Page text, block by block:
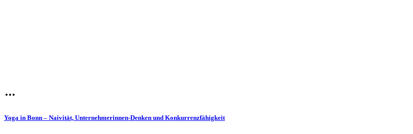
Yoga in Bonn – Naivität, Unternehmerinnen-Denken und Konkurrenzfähigkeit